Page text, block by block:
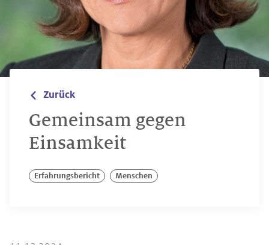
Zurück
Gemeinsam gegen
Einsamkeit
Erfahrungsbericht Menschen